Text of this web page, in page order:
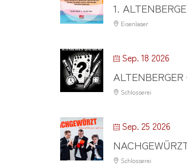
1.
Eisenlager
Sep. 18 2026
Schlosserei
Sep. 25 2026
Schlosserei